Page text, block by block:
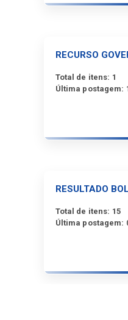
RECURSO
Total de itens: 1
Última postagem:
RESULTADO
Total de itens: 15
Última postagem: